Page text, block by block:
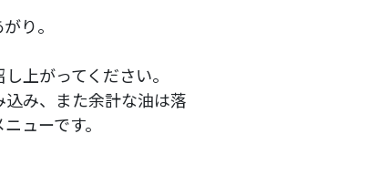
り。
上がってください。
み、また余計な油は落
ューです。